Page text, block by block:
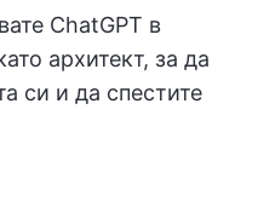
ChatGPT в
архитект, за да
си и да спестите